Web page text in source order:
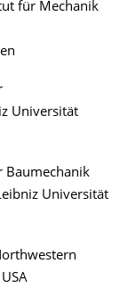
für Mechanik
Universität
Baumechanik
Universität